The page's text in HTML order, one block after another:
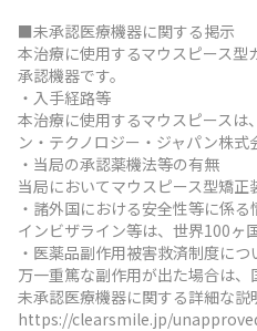
■未承認医療機器に関する掲示
本治療に使用するマウスピース
承認機器です。
・入手経路等
本治療に使用するマウスピース
ン・テクノロジー・ジャパン株
・当局の承認薬機法等の有無
当局においてマウスピース型矯
・諸外国における安全性等に係る
インビザライン等は、世界100ヶ
・医薬品副作用被害救済制度につ
万一重篤な副作用が出た場合は
未承認医療機器に関する詳細な
https://clearsmile.jp/